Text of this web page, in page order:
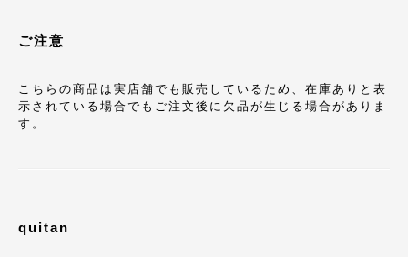
ご注意
こちらの商品は実店舗でも販売しているため、在庫ありと表
示されている場合でもご注文後に欠品が生じる場合がありま
す。
quitan